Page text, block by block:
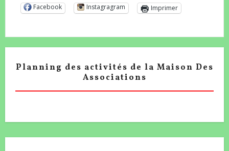
Facebook Instagragram Imprimer
Planning des activités de la Maison Des
Associations